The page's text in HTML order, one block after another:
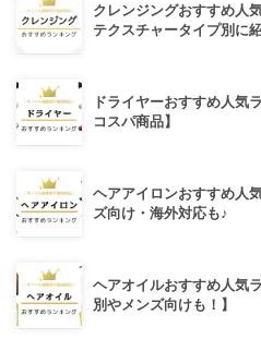
クレンジングおすすめ人
テクスチャータイプ別に
ドライヤーおすすめ人気
コスパ商品】
ヘアアイロンおすすめ人
ズ向け・海外対応も♪
ヘアオイルおすすめ人気
別やメンズ向けも！】